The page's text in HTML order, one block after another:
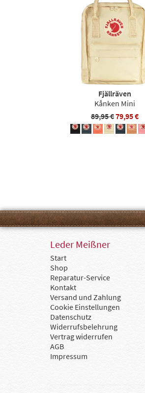
Fjällräven
Kånken Mini
89,95 €79,95 €
Leder Meißner
Start
Shop
Reparatur-Service
Kontakt
Versand und Zahlung
Cookie Einstellungen
Datenschutz
Widerrufsbelehrung
Vertrag widerrufen
AGB
Impressum